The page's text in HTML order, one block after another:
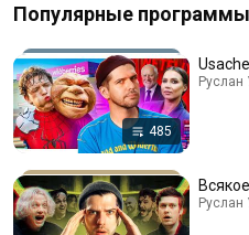
Популярные программы
485
Руслан
Всякое
Руслан